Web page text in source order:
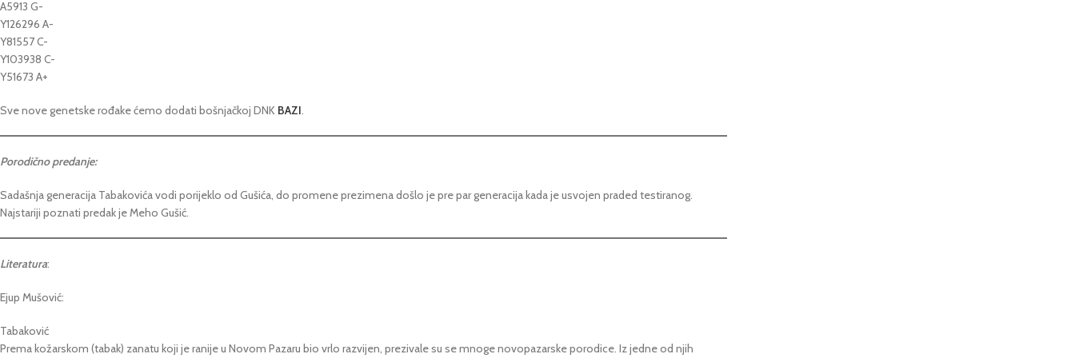
A5913 G-
Y126296 A-
Y81557 C-
Y103938 C-
Y51673 A+
Sve nove genetske rođake ćemo dodati bošnjačkoj DNK BAZI
Porodično predanje:
Sadašnja generacija Tabakovića vodi porijeklo od Gušića, do promene prezimena došlo je pre par generacija kada je usvojen praded testiranog.
Najstariji poznati predak je Meho Gušić.
Literatura:
Ejup Mušović:
Tabaković
Prema kožarskom (tabak) zanatu koji je ranije u Novom Pazaru bio vrlo razvijen, prezivale su se mnoge novopazarske porodice. Iz jedne od njih